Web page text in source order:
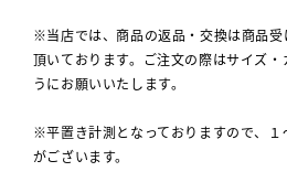
※当店では、商品の返品・交換は商品
頂いております。ご注文の際はサイズ
うにお願いいたします。
※平置き計測となっておりますので、
がございます。